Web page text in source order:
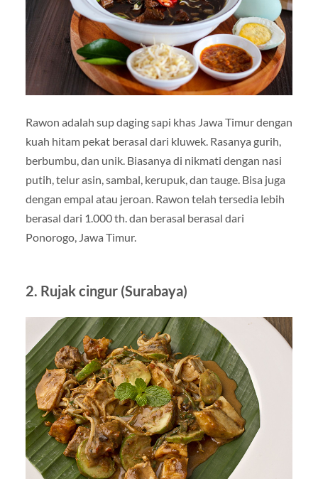
Rawon adalah sup daging sapi khas Jawa Timur dengan
kuah hitam pekat berasal dari kluwek. Rasanya gurih,
berbumbu, dan unik. Biasanya di nikmati dengan nasi
putih, telur asin, sambal, kerupuk, dan tauge. Bisa juga
dengan empal atau jeroan. Rawon telah tersedia lebih
berasal dari 1.000 th. dan berasal berasal dari
Ponorogo, Jawa Timur.
2. Rujak cingur (Surabaya)